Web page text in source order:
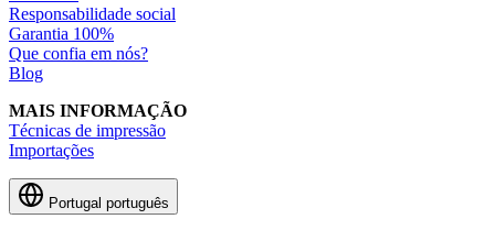
Responsabilidade social
Garantia 100%
Que confia em nós?
Blog
MAIS INFORMAÇÃO
Técnicas de impressão
Importações
Portugal português